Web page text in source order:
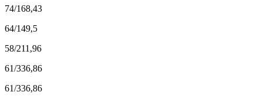
74/168,43
64/149,5
58/211,96
61/336,86
61/336,86